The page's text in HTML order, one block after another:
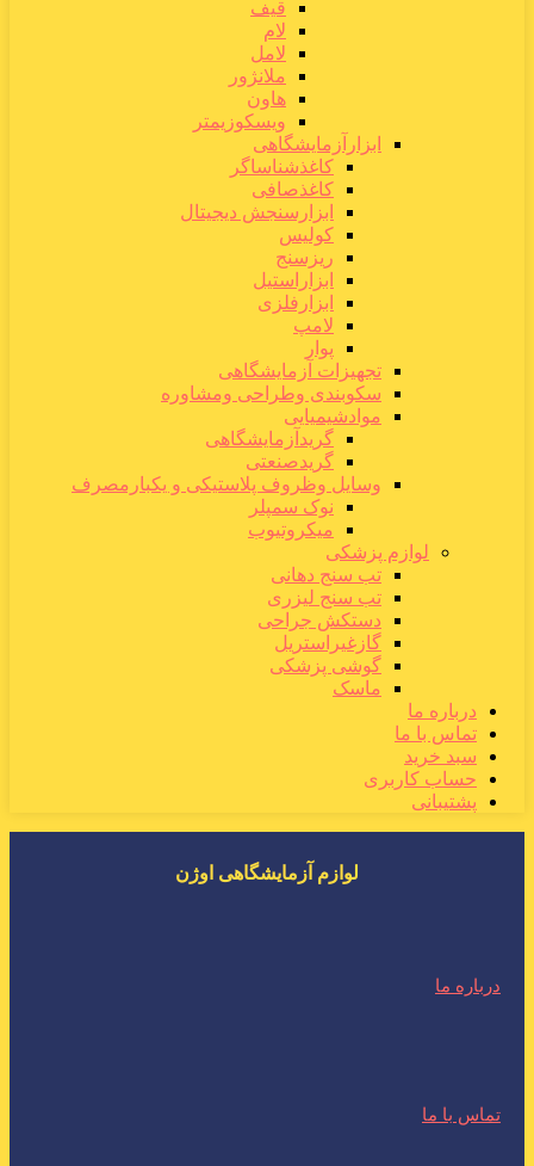
قیف
لام
لامل
ملانژور
هاون
ویسکوزیمتر
ابزارآزمایشگاهی
کاغذشناساگر
کاغذصافی
ابزارسنجش دیجیتال
کولیس
ریزسنج
ابزاراستیل
ابزارفلزی
لامپ
پوار
تجهیزات آزمایشگاهی
سکوبندی وطراحی ومشاوره
موادشیمیایی
گریدآزمایشگاهی
گریدصنعتی
وسایل وظروف پلاستیکی و یکبارمصرف
نوک سمپلر
میکروتیوب
لوازم پزشکی
تب سنج دهانی
تب سنج لیزری
دستکش جراحی
گازغیراستریل
گوشی پزشکی
ماسک
درباره ما
تماس با ما
سبد خرید
حساب کاربری
پشتیبانی
لوازم آزمایشگاهی اوژن
درباره ما
تماس با ما